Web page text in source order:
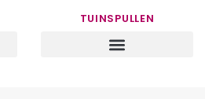
TUINSPULLEN